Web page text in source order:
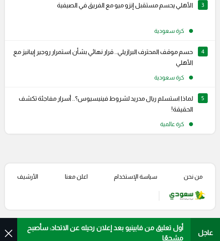
3 الأهلي يحسم مستقبل إنزو ميو مع الفريق في الصيفية
كرة سعودية
4
حسم موقف المحترف البرازيلي.. قرار نهائي بشأن استمرار روجير إيبانيز مع
الأهلي
كرة سعودية
5
لماذا استسلم ريال مدريد لشروط فينيسيوس؟.. أسرار مفاجئة تكشف
الحقيقة!
كرة عالمية
عاجل
أول تعليق من فابينيو بعد إعلان رحيله عن الاتحاد: سأصبح
مشجعًا
من نحن سياسة الإستخدام اعلن معنا الأرشيف